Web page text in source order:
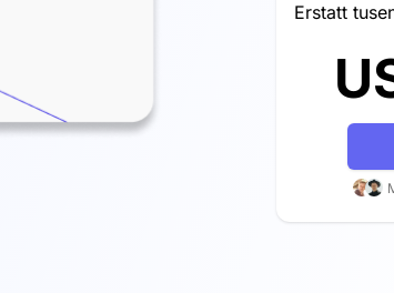
Erstatt